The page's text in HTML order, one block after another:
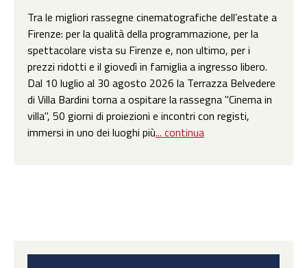
Tra le migliori rassegne cinematografiche dell’estate a
Firenze: per la qualità della programmazione, per la
spettacolare vista su Firenze e, non ultimo, per i
prezzi ridotti e il giovedì in famiglia a ingresso libero.
Dal 10 luglio al 30 agosto 2026 la Terrazza Belvedere
di Villa Bardini torna a ospitare la rassegna "Cinema in
villa", 50 giorni di proiezioni e incontri con registi,
immersi in uno dei luoghi più... continua